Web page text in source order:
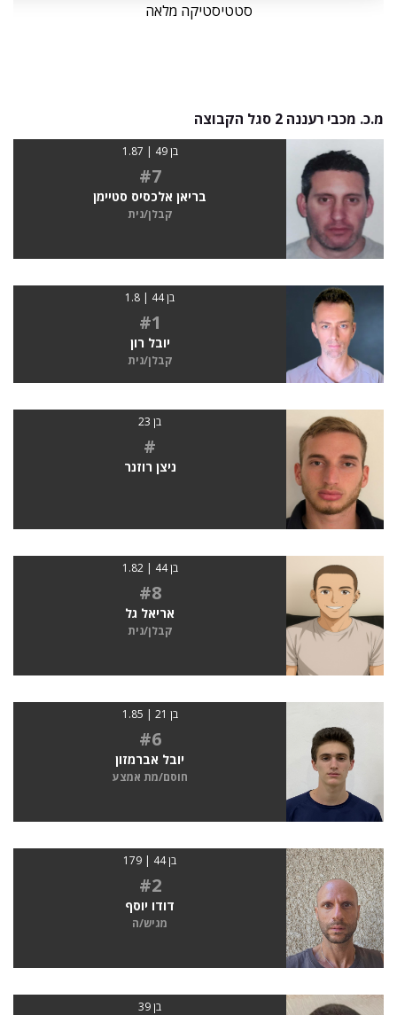
סטטיסטיקה מלאה
מ.כ. מכבי רעננה 2 סגל הקבוצה
בן 49 | 1.87
#7
בריאן אלכסיס סטיימן
קבלן/נית
בן 44 | 1.8
#1
יובל רון
קבלן/נית
בן 23
#
ניצן רוזנר
בן 44 | 1.82
#8
אריאל גל
קבלן/נית
בן 21 | 1.85
#6
יובל אברמזון
חוסם/מת אמצע
בן 44 | 179
#2
דודו יוסף
מגיש/ה
בן 39